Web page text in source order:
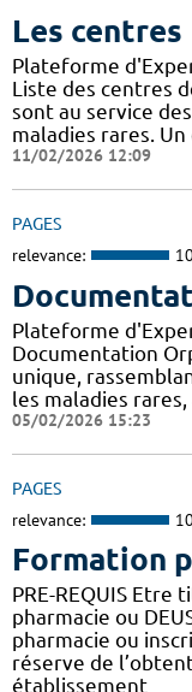
Les centres
Plateforme
Liste des centres
sont au service
maladies rares.
11/02/2026 12:09
PAGES
relevance:
Plateforme
Documentation
unique,
les maladies
05/02/2026 15:23
PAGES
relevance:
Formation
PRE-REQUIS
pharmacie ou
pharmacie ou
réserve de
établissement